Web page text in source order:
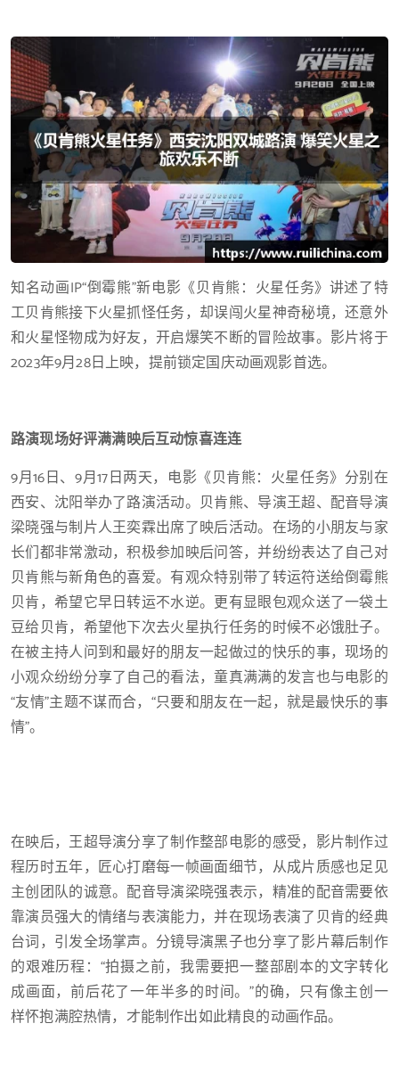
知名动画IP“倒霉熊”新电影《贝肯熊：火星任务》讲述了特
工贝肯熊接下火星抓怪任务，却误闯火星神奇秘境，还意外
和火星怪物成为好友，开启爆笑不断的冒险故事。影片将于
2023年9月28日上映，提前锁定国庆动画观影首选。
路演现场好评满满映后互动惊喜连连
9月16日、9月17日两天，电影《贝肯熊：火星任务》分别在
西安、沈阳举办了路演活动。贝肯熊、导演王超、配音导演
梁晓强与制片人王奕霖出席了映后活动。在场的小朋友与家
长们都非常激动，积极参加映后问答，并纷纷表达了自己对
贝肯熊与新角色的喜爱。有观众特别带了转运符送给倒霉熊
贝肯，希望它早日转运不水逆。更有显眼包观众送了一袋土
豆给贝肯，希望他下次去火星执行任务的时候不必饿肚子。
在被主持人问到和最好的朋友一起做过的快乐的事，现场的
小观众纷纷分享了自己的看法，童真满满的发言也与电影的
“友情”主题不谋而合，“只要和朋友在一起，就是最快乐的事
情”。
在映后，王超导演分享了制作整部电影的感受，影片制作过
程历时五年，匠心打磨每一帧画面细节，从成片质感也足见
主创团队的诚意。配音导演梁晓强表示，精准的配音需要依
靠演员强大的情绪与表演能力，并在现场表演了贝肯的经典
台词，引发全场掌声。分镜导演黑子也分享了影片幕后制作
的艰难历程：“拍摄之前，我需要把一整部剧本的文字转化
成画面，前后花了一年半多的时间。”的确，只有像主创一
样怀抱满腔热情，才能制作出如此精良的动画作品。